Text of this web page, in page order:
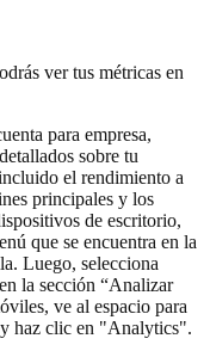
ver tus métricas en
para empresa,
sobre tu
el rendimiento a
principales y los
de escritorio,
que se encuentra en la
Luego, selecciona
la sección “Analizar
ve al espacio para
haz clic en "Analytics".